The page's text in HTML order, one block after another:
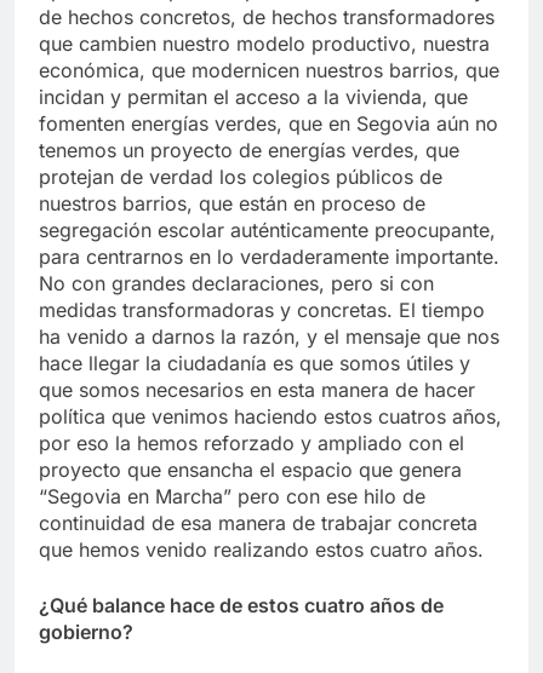
de hechos concretos, de hechos transformadores
que cambien nuestro modelo productivo, nuestra
económica, que modernicen nuestros barrios, que
incidan y permitan el acceso a la vivienda, que
fomenten energías verdes, que en Segovia aún no
tenemos un proyecto de energías verdes, que
protejan de verdad los colegios públicos de
nuestros barrios, que están en proceso de
segregación escolar auténticamente preocupante,
para centrarnos en lo verdaderamente importante.
No con grandes declaraciones, pero si con
medidas transformadoras y concretas. El tiempo
ha venido a darnos la razón, y el mensaje que nos
hace llegar la ciudadanía es que somos útiles y
que somos necesarios en esta manera de hacer
política que venimos haciendo estos cuatros años,
por eso la hemos reforzado y ampliado con el
proyecto que ensancha el espacio que genera
“Segovia en Marcha” pero con ese hilo de
continuidad de esa manera de trabajar concreta
que hemos venido realizando estos cuatro años.
¿Qué balance hace de estos cuatro años de
gobierno?